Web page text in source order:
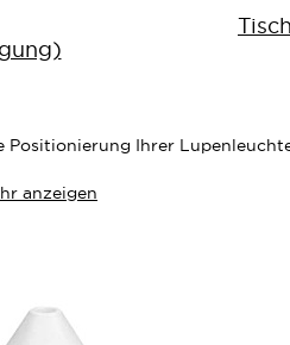
Positionierung Ihrer
anzeigen